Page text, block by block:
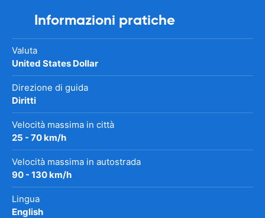
Informazioni pratiche
Valuta
United States Dollar
Direzione di guida
Diritti
Velocità massima in città
25 - 70 km/h
Velocità massima in autostrada
90 - 130 km/h
Lingua
English